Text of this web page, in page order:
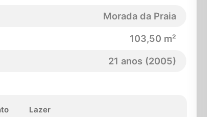
Morada da Praia
103,50 m²
21 anos (2005)
Lazer